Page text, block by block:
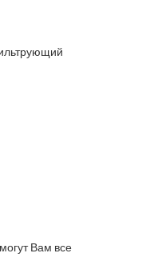
Вам все